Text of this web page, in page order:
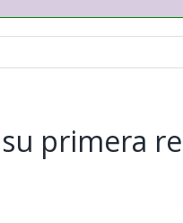
primera